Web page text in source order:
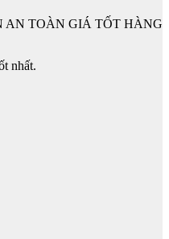
AN TOÀN GIÁ TỐT HÀNG
nhất.